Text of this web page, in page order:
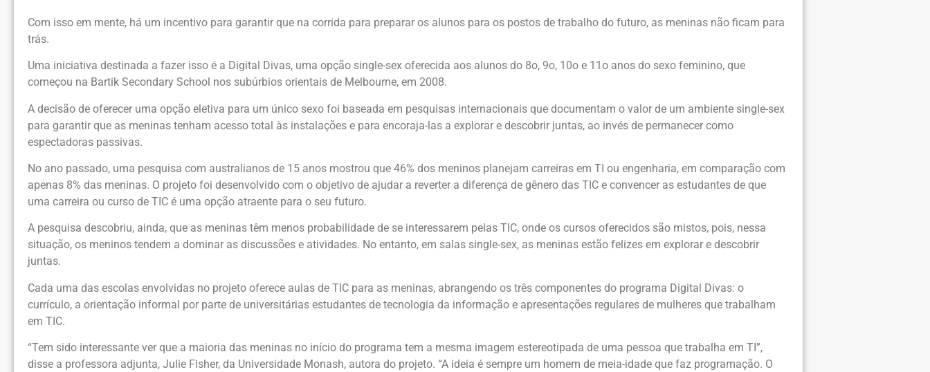
Com isso em mente, há um incentivo para garantir que na corrida para preparar os alunos para os postos de trabalho do futuro, as meninas não ficam para
trás.
Uma iniciativa destinada a fazer isso é a Digital Divas, uma opção single-sex oferecida aos alunos do 8o, 9o, 10o e 11o anos do sexo feminino, que
começou na Bartik Secondary School nos subúrbios orientais de Melbourne, em 2008.
A decisão de oferecer uma opção eletiva para um único sexo foi baseada em pesquisas internacionais que documentam o valor de um ambiente single-sex
para garantir que as meninas tenham acesso total às instalações e para encoraja-las a explorar e descobrir juntas, ao invés de permanecer como
espectadoras passivas.
No ano passado, uma pesquisa com australianos de 15 anos mostrou que 46% dos meninos planejam carreiras em TI ou engenharia, em comparação com
apenas 8% das meninas. O projeto foi desenvolvido com o objetivo de ajudar a reverter a diferença de gênero das TIC e convencer as estudantes de que
uma carreira ou curso de TIC é uma opção atraente para o seu futuro.
A pesquisa descobriu, ainda, que as meninas têm menos probabilidade de se interessarem pelas TIC, onde os cursos oferecidos são mistos, pois, nessa
situação, os meninos tendem a dominar as discussões e atividades. No entanto, em salas single-sex, as meninas estão felizes em explorar e descobrir
juntas.
Cada uma das escolas envolvidas no projeto oferece aulas de TIC para as meninas, abrangendo os três componentes do programa Digital Divas: o
currículo, a orientação informal por parte de universitárias estudantes de tecnologia da informação e apresentações regulares de mulheres que trabalham
em TIC.
“Tem sido interessante ver que a maioria das meninas no início do programa tem a mesma imagem estereotipada de uma pessoa que trabalha em TI”,
disse a professora adjunta, Julie Fisher, da Universidade Monash, autora do projeto. “A ideia é sempre um homem de meia-idade que faz programação. O